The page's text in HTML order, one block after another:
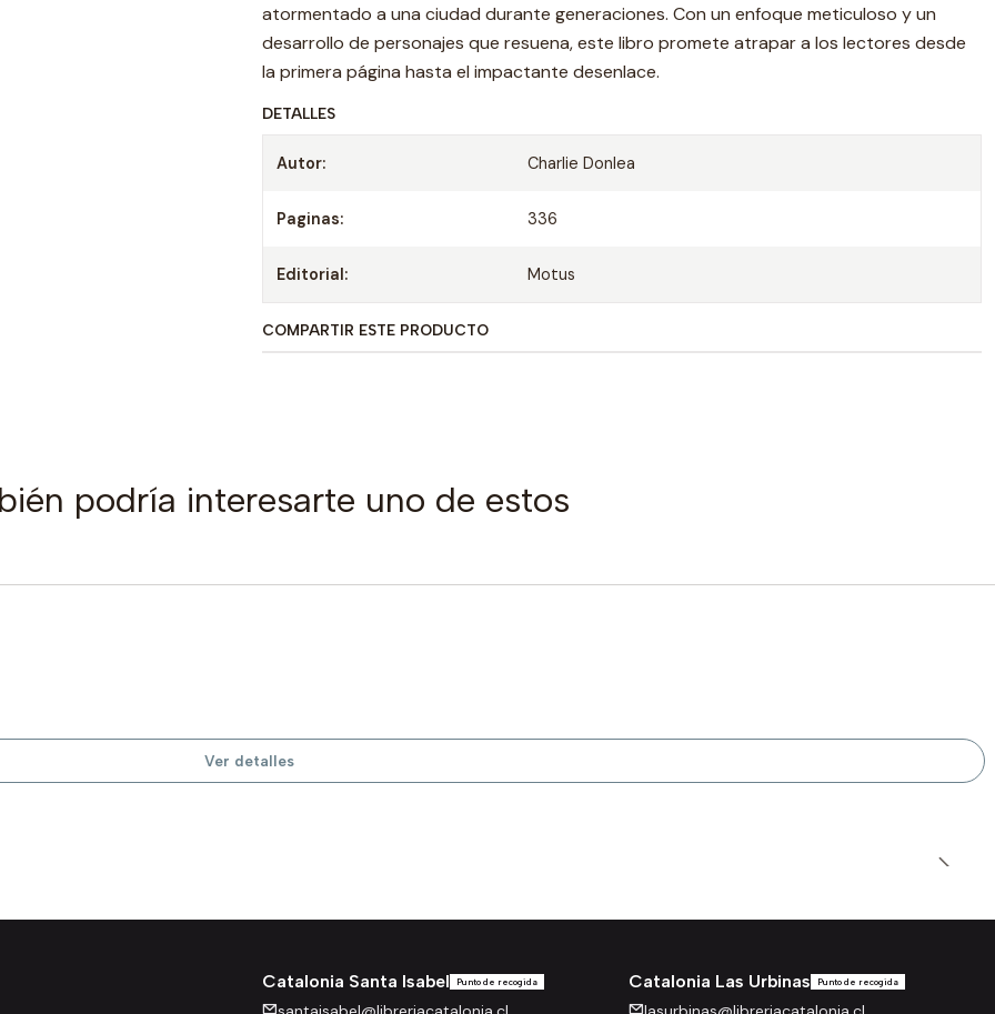
atormentado a una ciudad durante generaciones. Con un enfoque meticuloso y un
desarrollo de personajes que resuena, este libro promete atrapar a los lectores desde
la primera página hasta el impactante desenlace.
DETALLES
Autor: Charlie Donlea
Paginas: 336
Editorial: Motus
COMPARTIR ESTE PRODUCTO
podría interesarte uno de estos
Ver detalles
Catalonia Santa Isabel Punto de recogida Catalonia Las Urbinas Punto de recogida